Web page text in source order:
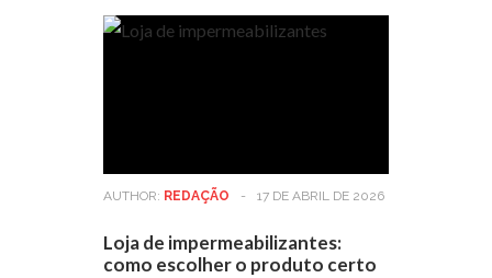
AUTHOR: REDAÇÃO - 17 DE ABRIL DE 2026
Loja de impermeabilizantes:
como escolher o produto certo